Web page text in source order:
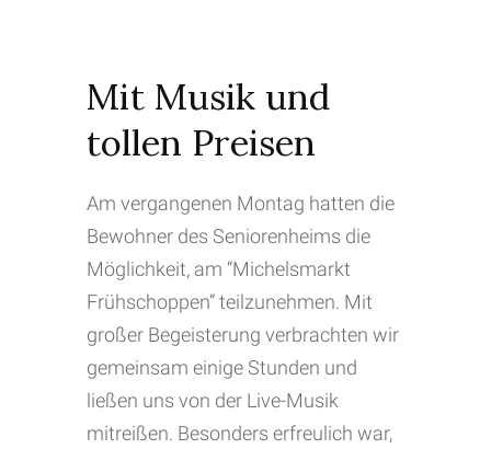
Mit Musik und
tollen Preisen
Am vergangenen Montag hatten die
Bewohner des Seniorenheims die
Möglichkeit, am “Michelsmarkt
Frühschoppen” teilzunehmen. Mit
großer Begeisterung verbrachten wir
gemeinsam einige Stunden und
ließen uns von der Live-Musik
mitreißen. Besonders erfreulich war,